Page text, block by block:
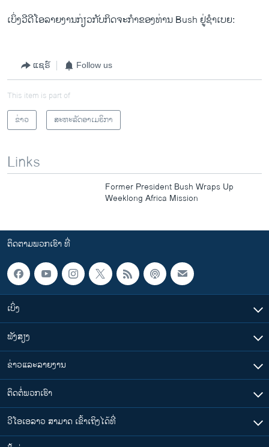
ເບິ່ງວີດີໂອລາຍງານກ່ຽວກັບກິດຈະກໍາຂອງທ່ານ Bush ຢູ່ຊໍາເບຍ:
ແຊຣ໌ Follow us
This item is part of
ຂ່າວ
ສະຫະລັດອາເມຣິກາ
Links
Former President Bush Wraps Up
Weeklong Africa Mission
ຕິດຕາມພວກເຮົາ ທີ່
ເບິ່ງ
ຟັງສຽງ
ຂ່າວແລະລາຍງານ
ຕິດຕໍ່ພວກເຮົາ
ວີໂອເອລາວ ສາມາດ ເຂົ້າເຖິງໄດ້ທີ່